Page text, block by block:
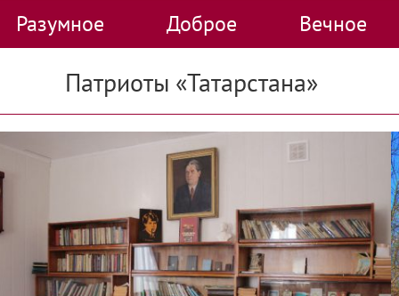
Разумное Доброе Вечное
Патриоты «Татарстана»